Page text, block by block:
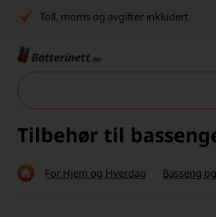
30 dagers full returrett
Billig frakt
Toll, moms og avgifter inkludert
Tilbehør til
For Hjem og Hverdag Basseng